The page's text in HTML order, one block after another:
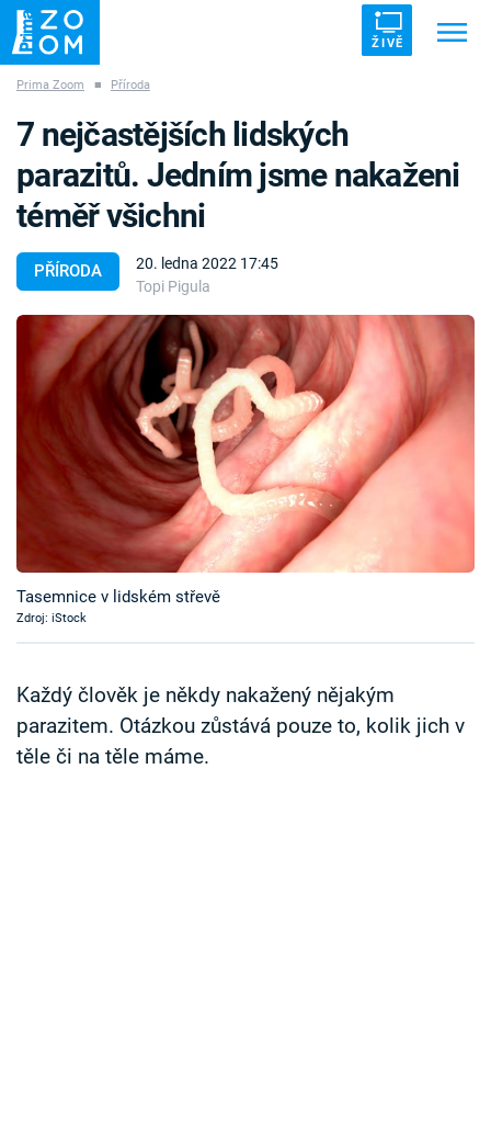
ŽIVĚ
ZÁHADY VETŘELCI DÁVNOVĚKU
Témata
Témata
Pořady
TV Program
Časopis
Sledujte prima+
Sledujte nás
Prima Zoom ■ Příroda
PŘÍRODA
20. ledna 2022 17:45
Topi Pigula
7 nejčastějších lidských
parazitů. Jedním jsme nakaženi
téměř všichni
Tasemnice v lidském střevě
Zdroj: iStock
Každý člověk je někdy nakažený nějakým
parazitem. Otázkou zůstává pouze to, kolik jich v
těle či na těle máme.